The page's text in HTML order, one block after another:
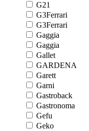
G21
G3Ferrari
G3Ferrari
Gaggia
Gaggia
Gallet
GARDENA
Garett
Garni
Gastroback
Gastronoma
Gefu
Geko